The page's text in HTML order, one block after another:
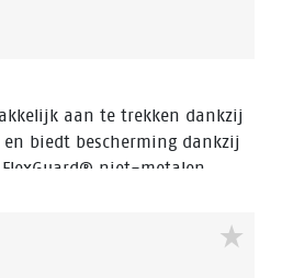
aan te trekken dankzij
biedt bescherming dankzij
niet-metalen
systemen zorgen voor
schoen perfect is voor werk en